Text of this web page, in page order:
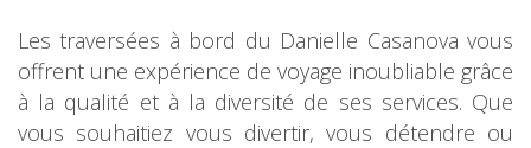
Les traversées à bord du Danielle Casanova vous
offrent une expérience de voyage inoubliable grâce
à la qualité et à la diversité de ses services. Que
vous souhaitiez vous divertir, vous détendre ou